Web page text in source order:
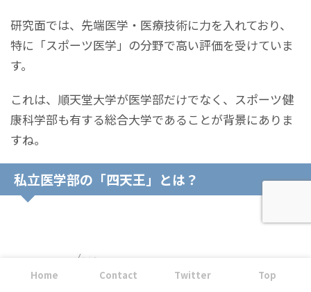
研究面では、先端医学・医療技術に力を入れており、
特に「スポーツ医学」の分野で高い評価を受けていま
す。
これは、順天堂大学が医学部だけでなく、スポーツ健
康科学部も有する総合大学であることが背景にありま
すね。
私立医学部の「四天王」とは？
Home Contact Twitter Top